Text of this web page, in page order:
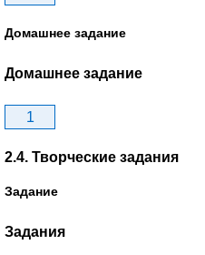
Домашнее задание
Домашнее задание
1
2.4. Творческие задания
Задание
Задания